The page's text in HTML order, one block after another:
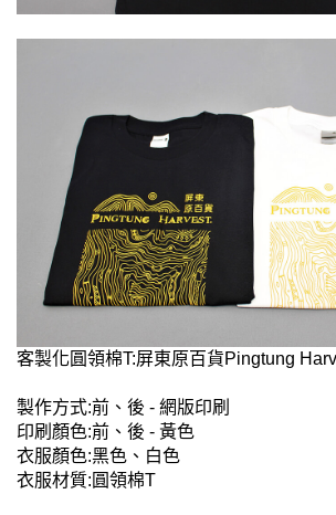
客製化圓領棉T:屏東原百貨Pingtung
製作方式:前、後 - 網版印刷
印刷顏色:前、後 - 黃色
衣服顏色:黑色、白色
衣服材質:圓領棉T